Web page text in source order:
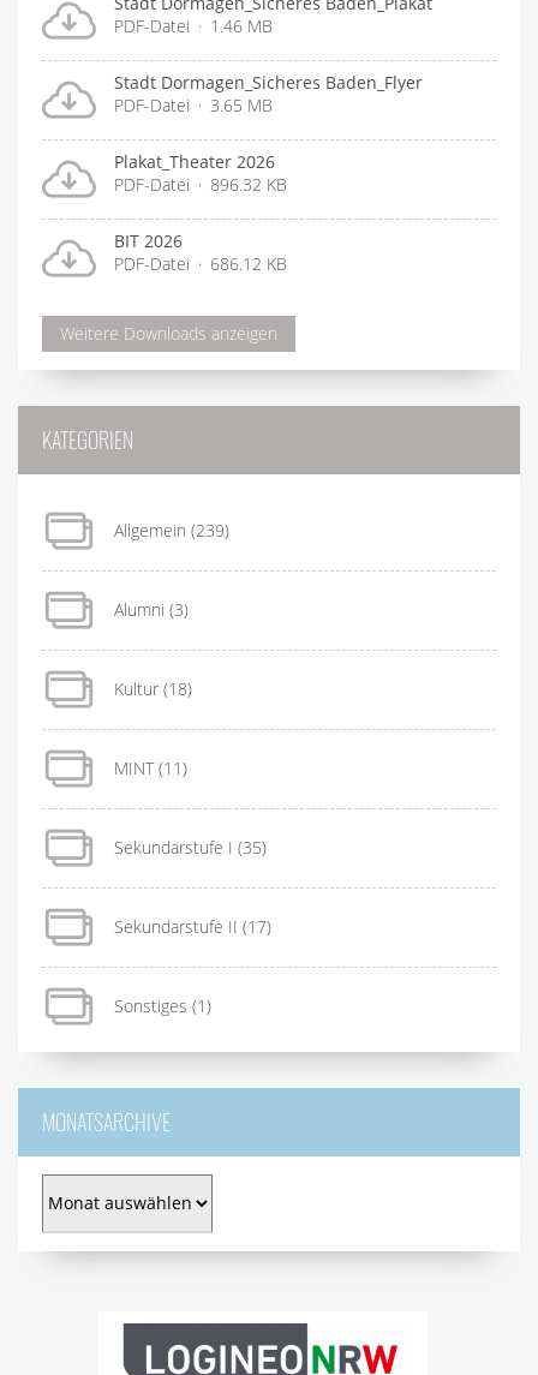
PDF-Datei
1.46 MB
Stadt Dormagen_Sicheres Baden_Flyer
PDF-Datei
3.65 MB
Plakat_Theater 2026
PDF-Datei
896.32 KB
BIT 2026
PDF-Datei
686.12 KB
Weitere Downloads anzeigen
KATEGORIEN
Allgemein (239)
Alumni (3)
Kultur (18)
MINT(11)
Sekundarstufe I (35)
Sekundarstufe II (17)
Sonstiges (1)
MONATSARCHIVE